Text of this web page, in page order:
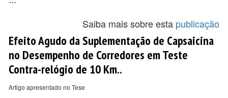
Saiba mais sobre esta publicação
Efeito Agudo da Suplementação de Capsaicina
no Desempenho de Corredores em Teste
Contra-relógio de 10 Km..
Artigo apresentado no Tese